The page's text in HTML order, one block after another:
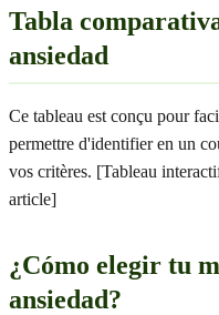
Tabla
ansiedad
Ce tableau est conçu pour
permettre d'identifier en un
vos critères. [Tableau
article]
¿Cómo elegir tu
ansiedad?